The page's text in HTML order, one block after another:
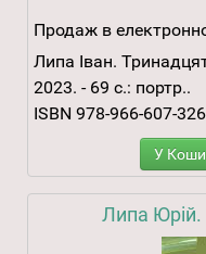
Продаж в
Липа Іван.
2023. - 69 с.: портр..
ISBN 978-966-607-
У
Липа Юрій.